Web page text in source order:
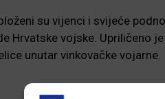
su vijenci i svijeće
Hrvatske vojske. Upriličeno
unutar vinkovačke vojarne.